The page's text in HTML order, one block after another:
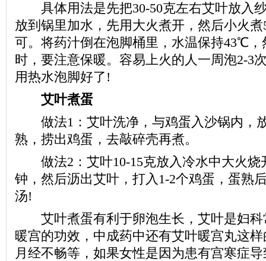
具体用法是先把30-50克左右艾叶放入
放到锅里加水，先用大火煮开，然后小火
可。将药汁倒在泡脚桶里，水温保持43℃，
时，要注意保暖。容易上火的人一周泡2-3
用热水泡脚好了!
艾叶煮蛋
做法1：艾叶洗净，与鸡蛋入沙锅内，
熟，捞出鸡蛋，去敲碎壳再煮。
做法2：艾叶10-15克放入冷水中大火烧
钟，然后沥出艾叶，打入1-2个鸡蛋，蛋熟
汤!
艾叶煮蛋有利于卵泡生长，艾叶是妇科
暖宫的功效，中成药中还有艾叶暖宫丸这
月经不畅等，如果女性是因为患有宫寒症